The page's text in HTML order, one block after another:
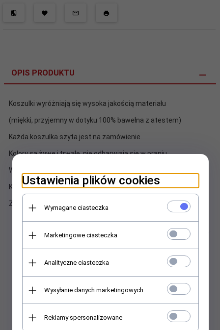
OPIS PRODUKTU
Koszulki wyróżniają się wysoka jakością materiału
(miękki, przyjemny w dotyku 100% bawełna z atestem)
Każda koszulka szyta jest na zamówienie.
Kolory są żywe i trwałe, nie odbarwiają się w praniu.
Wygodny fason zapewnia swobodę ruchów
Koszulki POLSKIE, szyte wyłącznie dla LuckyStar.
Żeby dobrać odpowiedni rozmiar zapoznaj się z tabelkami.
Ustawienia plików cookies
Wymagane ciasteczka
Marketingowe ciasteczka
Analityczne ciasteczka
Wysyłanie danych marketingowych
Reklamy spersonalizowane